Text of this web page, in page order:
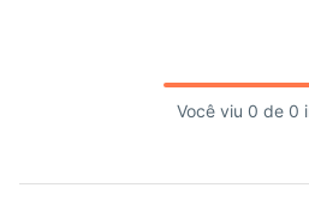
Você viu 0 de 0